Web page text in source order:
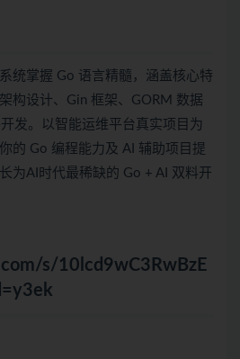
统掌握 Go 语言精髓，涵盖核心特
构设计、Gin 框架、GORM 数据
发。以智能运维平台真实项目为
的 Go 编程能力及 AI 辅助项目提
为AI时代最稀缺的 Go + AI 双料开
s/10lcd9wC3RwBzE